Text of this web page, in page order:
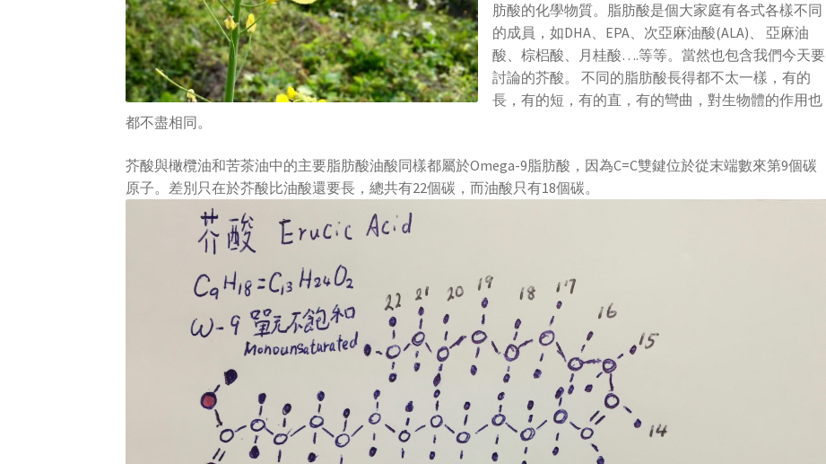
肪酸的化學物質。脂肪酸是個大家庭有各式各樣不同
的成員，如DHA、EPA、次亞麻油酸(ALA)、 亞麻油
酸、棕梠酸、月桂酸….等等。當然也包含我們今天要
討論的芥酸。 不同的脂肪酸長得都不太一樣，有的
長，有的短，有的直，有的彎曲，對生物體的作用也
都不盡相同。
芥酸與橄欖油和苦茶油中的主要脂肪酸油酸同樣都屬於Omega-9脂肪酸，因為C=C雙鍵位於從末端數來第9個碳
原子。差別只在於芥酸比油酸還要長，總共有22個碳，而油酸只有18個碳。